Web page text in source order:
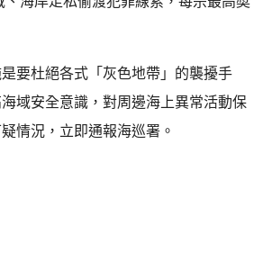
要杜絕各式「灰色地帶」的襲擾手
域安全意識，對周邊海上異常活動保
情況，立即通報海巡署。